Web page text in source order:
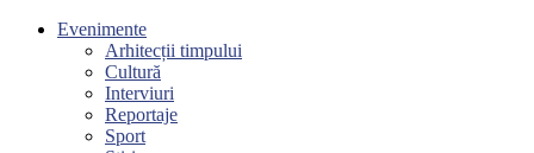
Evenimente
Arhitecții timpului
Cultură
Interviuri
Reportaje
Sport